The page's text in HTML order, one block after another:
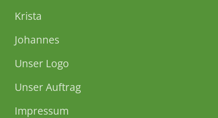
Krista
Johannes
Unser Logo
Unser Auftrag
Impressum